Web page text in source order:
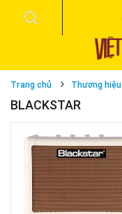
Trang chủ Thương hiệu
BLACKSTAR